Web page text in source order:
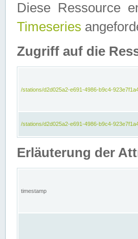
Diese Ressource
Timeseries
Zugriff auf die
/stations/d2d025a2-e691-4986-b9c4-
/stations/d2d025a2-e691-4986-b9c4-
Erläuterung der
timestamp